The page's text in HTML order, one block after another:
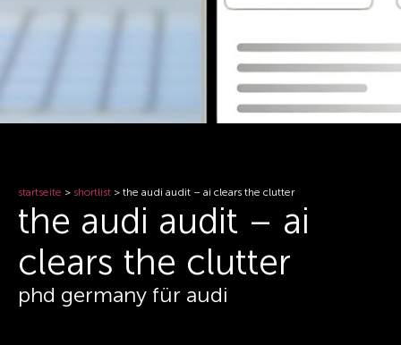
startseite > shortlist > the audi audit – ai clears the clutter
the audi audit – ai
clears the clutter
phd germany für audi